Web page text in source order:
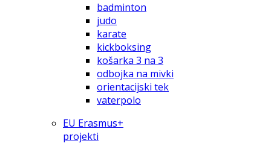
badminton
judo
karate
kickboksing
košarka 3 na 3
odbojka na mivki
orientacijski tek
vaterpolo
EU Erasmus+
projekti